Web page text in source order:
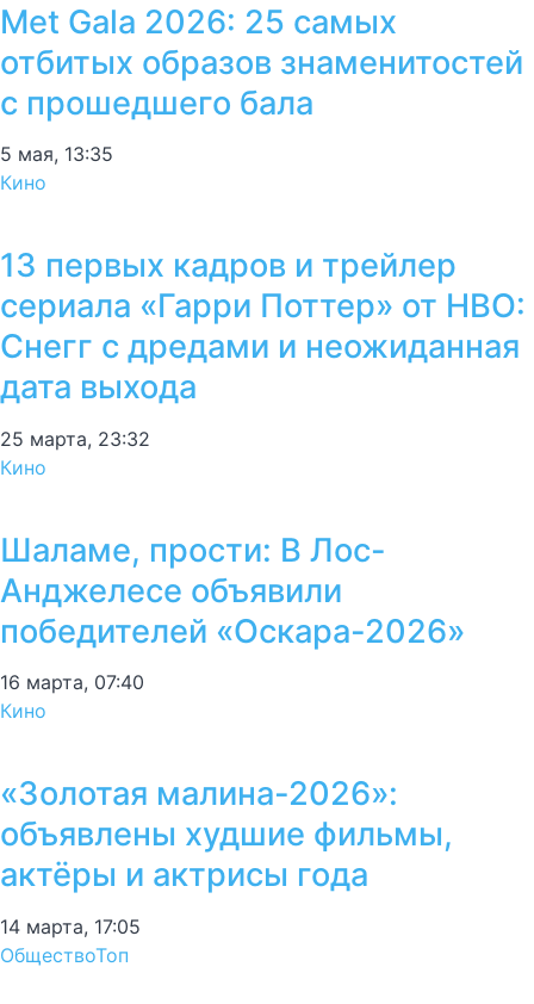
Met Gala 2026: 25 самых
отбитых образов знаменитостей
с прошедшего бала
5 мая, 13:35
Кино
13 первых кадров и трейлер
сериала «Гарри Поттер» от HBO:
Снегг с дредами и неожиданная
дата выхода
25 марта, 23:32
Кино
Шаламе, прости: В Лос-
Анджелесе объявили
победителей «Оскара-2026»
16 марта, 07:40
Кино
«Золотая малина-2026»:
объявлены худшие фильмы,
актёры и актрисы года
14 марта, 17:05
ОбществоТоп